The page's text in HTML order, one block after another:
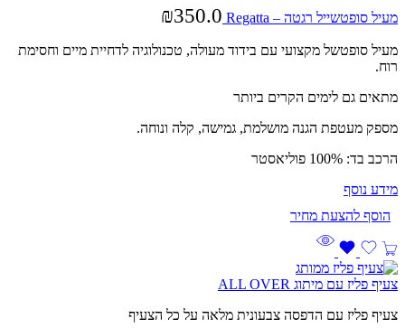
מעיל סופטשייל רגטה – Regatta ₪350.0
מעיל סופטשל מקצועי עם בידוד מעולה, טכנולוגיה לדחיית מיים וחסימת
רוח.
מתאים גם לימים הקרים ביותר
מספק מעטפת הגנה מושלמת, גמישה, קלה ונוחה.
הרכב בד: 100% פוליאסטר
מידע נוסף
צעיף פליז עם מיתוג ALL OVER
צעיף פליז עם הדפסה צבעונית מלאה על כל הצעיף